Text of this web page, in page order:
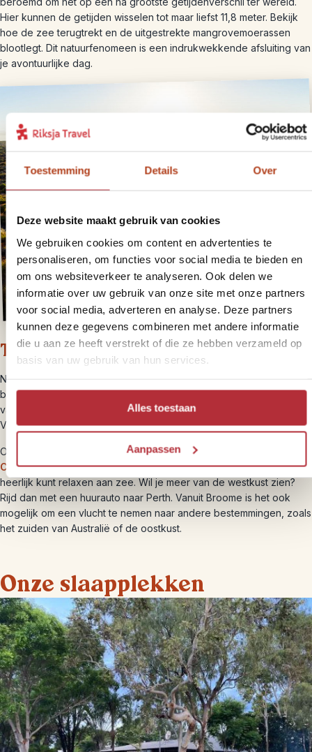
Toestemming Details Over
Deze website maakt gebruik van cookies
We gebruiken cookies om content en advertenties te
personaliseren, om functies voor social media te bieden en
om ons websiteverkeer te analyseren. Ook delen we
informatie over uw gebruik van onze site met onze partners
voor social media, adverteren en analyse. Deze partners
kunnen deze gegevens combineren met andere informatie
die u aan ze heeft verstrekt of die ze hebben verzameld op
basis van uw gebruik van hun services.
Alles toestaan
Aanpassen
Hier kunnen de getijden wisselen tot maar liefst 11,8 meter. Bekijk
hoe de zee terugtrekt en de uitgestrekte mangrovemoerassen
blootlegt. Dit natuurfenomeen is een indrukwekkende afsluiting van
je avontuurlijke dag.
Tips voor verder reizen
Neem de tijd om twee tot drie dagen in het relaxte Broome door te
brengen voordat je je reis voortzet. Geniet van de unieke charme
van de oude bioscoop en ontspan op het beroemde Cable Beach.
Vergeet niet om lokale souvenirs, zoals parels, te scoren.
Overweeg een omweg naar de adembenemende stranden van
Cape Leveque, waar je de Aboriginal cultuur kunt ervaren en
heerlijk kunt relaxen aan zee. Wil je meer van de westkust zien?
Rijd dan met een huurauto naar Perth. Vanuit Broome is het ook
mogelijk om een vlucht te nemen naar andere bestemmingen, zoals
het zuiden van Australië of de oostkust.
Onze slaapplekken